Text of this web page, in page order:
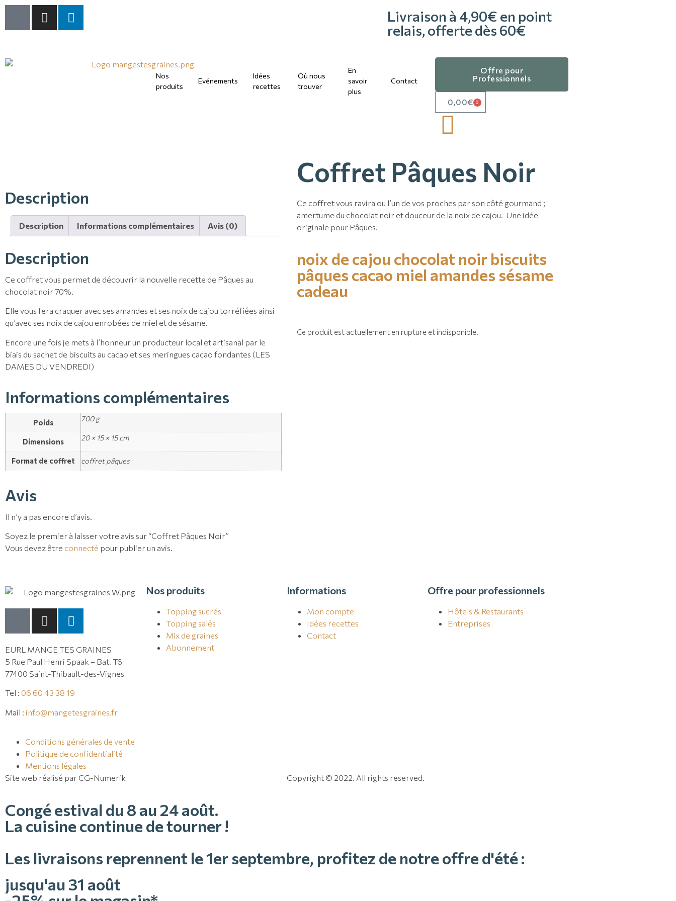
Livraison à 4,90€ en point
relais, offerte dès 60€
Nos
produits
Evénements
Idées
recettes
Où nous
trouver
En
savoir
plus
Contact
Offre pour
Professionnels
0,00€ 0
Description
Description Informations complémentaires Avis (0)
Description
Ce coffret vous permet de découvrir la nouvelle recette de Pâques au
chocolat noir 70%.
Elle vous fera craquer avec ses amandes et ses noix de cajou torréfiées ainsi
qu’avec ses noix de cajou enrobées de miel et de sésame.
Encore une fois je mets à l’honneur un producteur local et artisanal par le
biais du sachet de biscuits au cacao et ses meringues cacao fondantes (LES
DAMES DU VENDREDI)
Informations complémentaires
Poids 700 g
Dimensions 20 × 15 × 15 cm
Format de coffret coffret pâques
Avis
Il n’y a pas encore d’avis.
Soyez le premier à laisser votre avis sur “Coffret Pâques Noir”
Vous devez être connecté pour publier un avis.
Coffret Pâques Noir
Ce coffret vous ravira ou l’un de vos proches par son côté gourmand ;
amertume du chocolat noir et douceur de la noix de cajou. Une idée
originale pour Pâques.
noix de cajou chocolat noir biscuits
pâques cacao miel amandes sésame
cadeau
Ce produit est actuellement en rupture et indisponible.
EURL MANGE TES GRAINES
5 Rue Paul Henri Spaak – Bat. T6
77400 Saint-Thibault-des-Vignes
Tel : 06 60 43 38 19
Mail : info@mangetesgraines.fr
Nos produits
Topping sucrés
Topping salés
Mix de graines
Abonnement
Informations
Mon compte
Idées recettes
Contact
Offre pour professionnels
Hôtels & Restaurants
Entreprises
Conditions générales de vente
Politique de confidentialité
Mentions légales
Site web réalisé par CG-Numerik
Copyright © 2022. All rights reserved.
Congé estival du 8 au 24 août.
La cuisine continue de tourner !
Les livraisons reprennent le 1er septembre, profitez de notre offre d'été :
jusqu'au 31 août